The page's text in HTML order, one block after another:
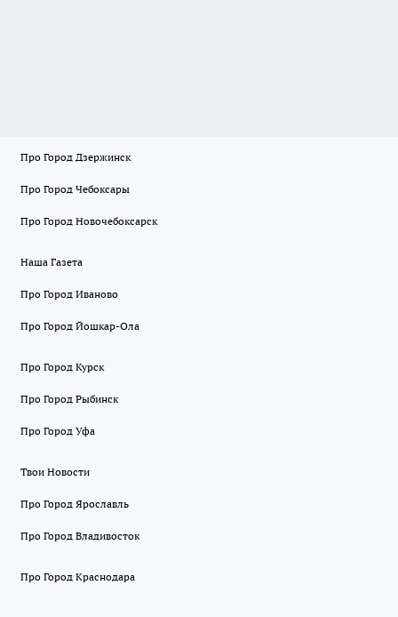
Про Город Дзержинск
Про Город Чебоксары
Про Город Новочебоксарск
Наша Газета
Про Город Иваново
Про Город Йошкар-Ола
Про Город Курск
Про Город Рыбинск
Про Город Уфа
Твои Новости
Про Город Ярославль
Про Город Владивосток
Про Город Краснодара